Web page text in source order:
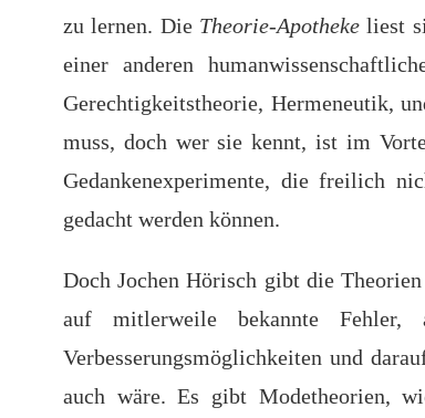
zu lernen. DieTheorie-Apotheke liest
einer anderen
Gerechtigkeitstheorie, Hermeneutik,
muss, doch wer sie kennt, ist im
Gedankenexperimente, die freilich
gedacht werden können.
Doch Jochen Hörisch gibt die
auf mitlerweile bekannte Fehler,
Verbesserungsmöglichkeiten und
auch wäre. Es gibt Modetheorien,